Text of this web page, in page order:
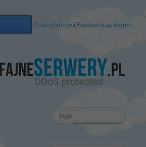
Opcje płatności Przetestuj za darmo